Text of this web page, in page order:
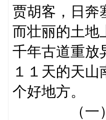
贾胡客，日奔
而壮丽的土地
千年古道重放
１１天的天
个好地方。
（一）